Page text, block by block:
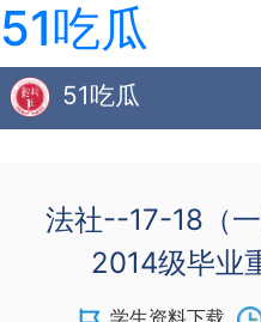
51吃瓜
51吃瓜
法社--17-18（
2014级毕业